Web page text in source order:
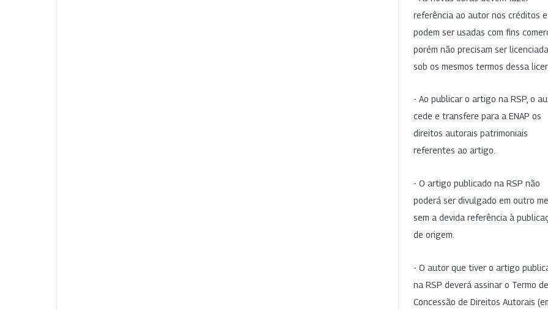
referência ao autor nos créditos
podem ser usadas com fins
porém não precisam ser
sob os mesmos termos dessa
- Ao publicar o artigo na RSP, o
cede e transfere para a ENAP os
direitos autorais patrimoniais
referentes ao artigo.
- O artigo publicado na RSP não
poderá ser divulgado em outro
sem a devida referência à
de origem.
- O autor que tiver o artigo
na RSP deverá assinar o Termo de
Concessão de Direitos Autorais